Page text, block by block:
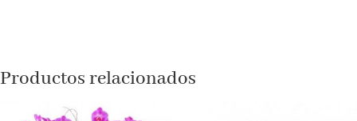
Productos relacionados